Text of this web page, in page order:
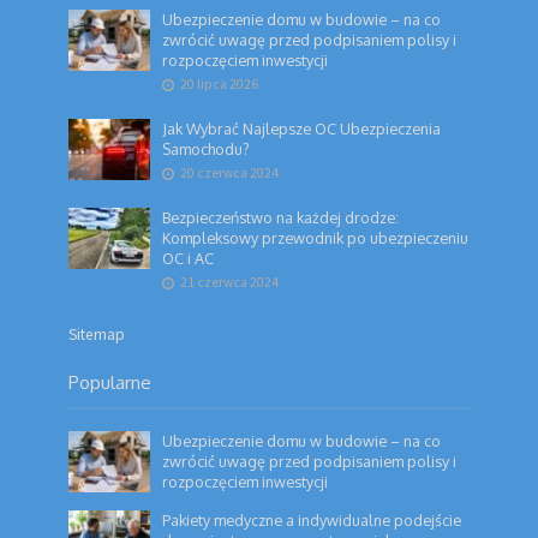
Ubezpieczenie domu w budowie – na co
zwrócić uwagę przed podpisaniem polisy i
rozpoczęciem inwestycji
20 lipca 2026
Jak Wybrać Najlepsze OC Ubezpieczenia
Samochodu?
20 czerwca 2024
Bezpieczeństwo na każdej drodze:
Kompleksowy przewodnik po ubezpieczeniu
OC i AC
21 czerwca 2024
Sitemap
Popularne
Ubezpieczenie domu w budowie – na co
zwrócić uwagę przed podpisaniem polisy i
rozpoczęciem inwestycji
Pakiety medyczne a indywidualne podejście